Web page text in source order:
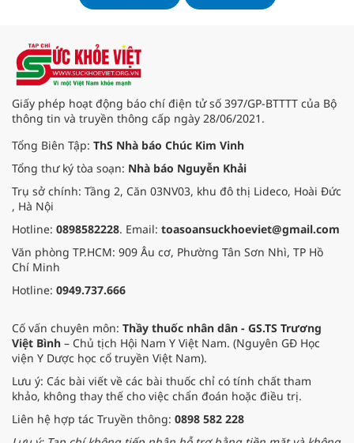
Giấy phép hoạt động báo chí điện tử số 397/GP-BTTTT của Bộ
thông tin và truyền thông cấp ngày 28/06/2021.
Tổng Biên Tập: ThS Nhà báo Chúc Kim Vinh
Tổng thư ký tòa soạn: Nhà báo Nguyễn Khải
Trụ sở chính: Tầng 2, Căn 03NV03, khu đô thị Lideco, Hoài Đức
, Hà Nội
Hotline: 0898582228. Email: toasoansuckhoeviet@gmail.com
Văn phòng TP.HCM: 909 Âu cơ, Phường Tân Sơn Nhì, TP Hồ
Chí Minh
Hotline: 0949.737.666
Cố vấn chuyên môn: Thầy thuốc nhân dân - GS.TS Trương
Việt Bình – Chủ tịch Hội Nam Y Việt Nam. (Nguyên GĐ Học
viện Y Dược học cổ truyền Việt Nam).
Lưu ý: Các bài viết về các bài thuốc chỉ có tính chất tham
khảo, không thay thế cho việc chẩn đoán hoặc điều trị.
Liên hệ hợp tác Truyền thông: 0898 582 228